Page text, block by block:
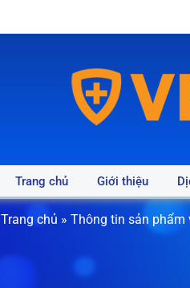
Trang chủ Giới thiệu
Trang chủ » Thông tin sản phẩm